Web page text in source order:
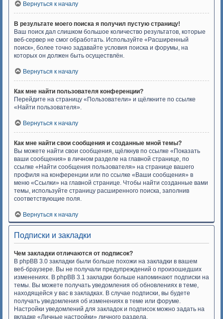
Вернуться к началу
В результате моего поиска я получил пустую страницу!
Ваш поиск дал слишком большое количество результатов, которые
веб-сервер не смог обработать. Используйте «Расширенный
поиск», более точно задавайте условия поиска и форумы, на
которых он должен быть осуществлён.
Вернуться к началу
Как мне найти пользователя конференции?
Перейдите на страницу «Пользователи» и щёлкните по ссылке
«Найти пользователя».
Вернуться к началу
Как мне найти свои сообщения и созданные мной темы?
Вы можете найти свои сообщения, щёлкнув по ссылке «Показать
ваши сообщения» в личном разделе на главной странице, по
ссылке «Найти сообщения пользователя» на странице вашего
профиля на конференции или по ссылке «Ваши сообщения» в
меню «Ссылки» на главной странице. Чтобы найти созданные вами
темы, используйте страницу расширенного поиска, заполнив
соответствующие поля.
Вернуться к началу
Подписки и закладки
Чем закладки отличаются от подписок?
В phpBB 3.0 закладки были больше похожи на закладки в вашем
веб-браузере. Вы не получали предупреждений о произошедших
изменениях. В phpBB 3.1 закладки больше напоминают подписки на
темы. Вы можете получать уведомления об обновлениях в теме,
находящейся у вас в закладках. В случае подписки, вы будете
получать уведомления об изменениях в теме или форуме.
Настройки уведомлений для закладок и подписок можно задать на
вкладке «Личные настройки» личного раздела.